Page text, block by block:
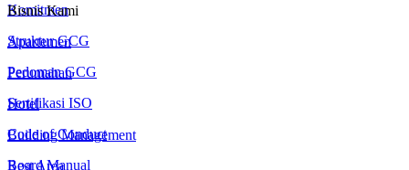
Komitmen
Struktur GCG
Pedoman GCG
Sertifikasi ISO
Code of Conduct
Board Manual
Bisnis Kami
Apartemen
Perumahan
Hotel
Building Management
Rest Area